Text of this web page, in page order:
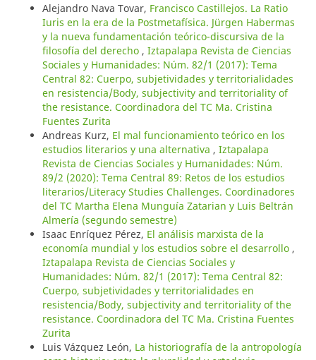
Alejandro Nava Tovar, Francisco Castillejos. La Ratio
Iuris en la era de la Postmetafísica. Jürgen Habermas
y la nueva fundamentación teórico-discursiva de la
filosofía del derecho , Iztapalapa Revista de Ciencias
Sociales y Humanidades: Núm. 82/1 (2017): Tema
Central 82: Cuerpo, subjetividades y territorialidades
en resistencia/Body, subjectivity and territoriality of
the resistance. Coordinadora del TC Ma. Cristina
Fuentes Zurita
Andreas Kurz, El mal funcionamiento teórico en los
estudios literarios y una alternativa , Iztapalapa
Revista de Ciencias Sociales y Humanidades: Núm.
89/2 (2020): Tema Central 89: Retos de los estudios
literarios/Literacy Studies Challenges. Coordinadores
del TC Martha Elena Munguía Zatarian y Luis Beltrán
Almería (segundo semestre)
Isaac Enríquez Pérez, El análisis marxista de la
economía mundial y los estudios sobre el desarrollo ,
Iztapalapa Revista de Ciencias Sociales y
Humanidades: Núm. 82/1 (2017): Tema Central 82:
Cuerpo, subjetividades y territorialidades en
resistencia/Body, subjectivity and territoriality of the
resistance. Coordinadora del TC Ma. Cristina Fuentes
Zurita
Luis Vázquez León, La historiografía de la antropología